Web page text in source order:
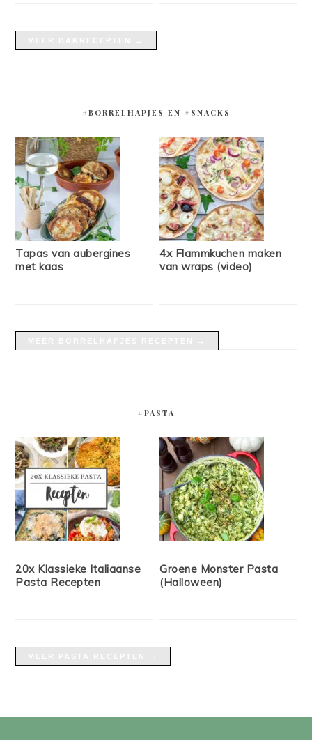
#BORRELHAPJES EN #SNACKS
Tapas van aubergines
met kaas
4x Flammkuchen maken
van wraps (video)
#PASTA
20x Klassieke Italiaanse
Pasta Recepten
Groene Monster Pasta
(Halloween)